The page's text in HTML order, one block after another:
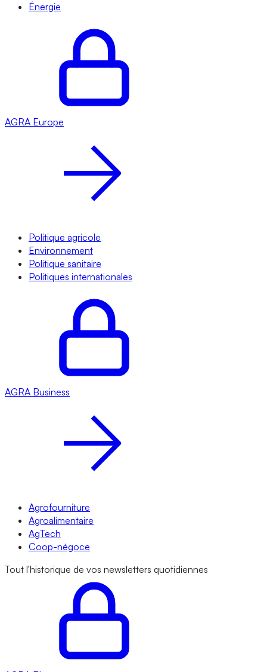
Énergie
AGRA Europe
Politique agricole
Environnement
Politique sanitaire
Politiques internationales
AGRA Business
Agrofourniture
Agroalimentaire
AgTech
Coop-négoce
Tout l'historique de vos newsletters quotidiennes